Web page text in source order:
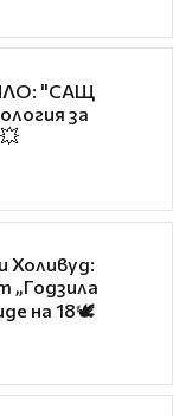
"САЩ
за
Холивуд:
„Годзила
на 18🕊️